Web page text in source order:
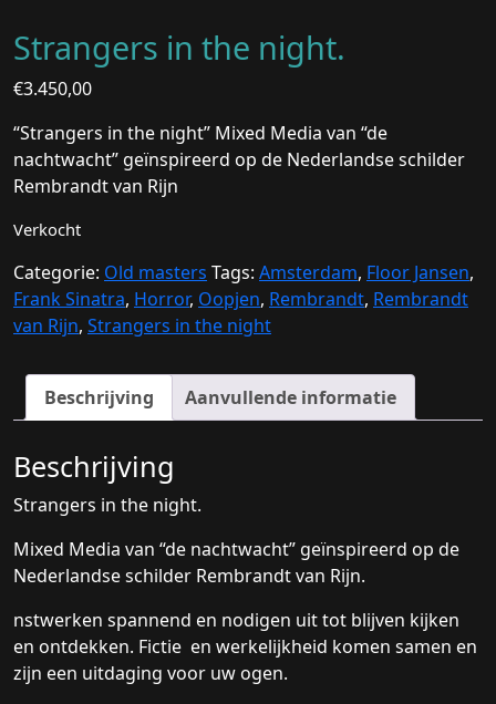
Strangers in the night.
€3.450,00
“Strangers in the night” Mixed Media van “de
nachtwacht” geïnspireerd op de Nederlandse schilder
Rembrandt van Rijn
Verkocht
Categorie: Old masters Tags: Amsterdam, Floor Jansen,
Frank Sinatra, Horror, Oopjen, Rembrandt, Rembrandt
van Rijn, Strangers in the night
Beschrijving Aanvullende informatie
Beschrijving
Strangers in the night.
Mixed Media van “de nachtwacht” geïnspireerd op de
Nederlandse schilder Rembrandt van Rijn.
nstwerken spannend en nodigen uit tot blijven kijken
en ontdekken. Fictie en werkelijkheid komen samen en
zijn een uitdaging voor uw ogen.